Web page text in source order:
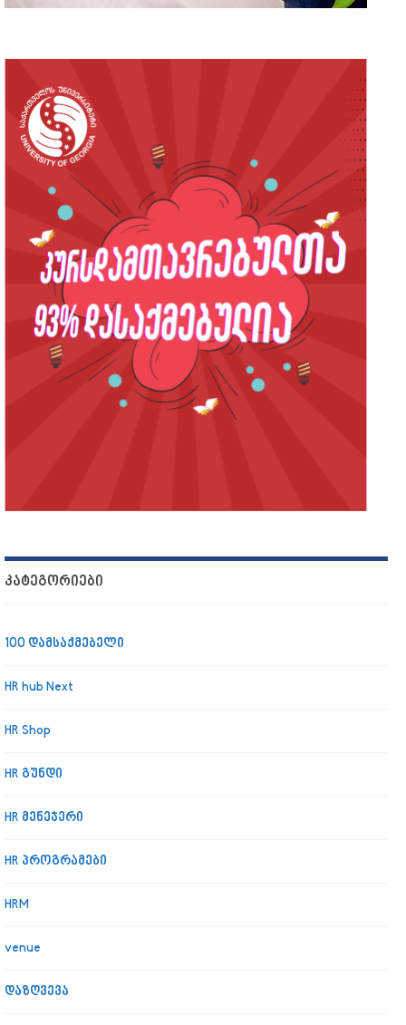
ᲙᲐᲢᲔᲒᲝᲠᲘᲔᲑᲘ
100 დამსაქმებელი
HR hub Next
HR Shop
HR გუნდი
HR მენეჯერი
HR პროგრამები
HRM
venue
დაზღვევა